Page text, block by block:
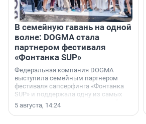
В семейную гавань на одной
волне: DOGMA стала
партнером фестиваля
«Фонтанка SUP»
Федеральная компания DOGMA
выступила семейным партнером
фестиваля сапсерфинга «Фонтанка
SUP» и поддержала одну из самых
ярких и романтичных номинаций —
«SUP-свадьба».
5 августа, 14:24